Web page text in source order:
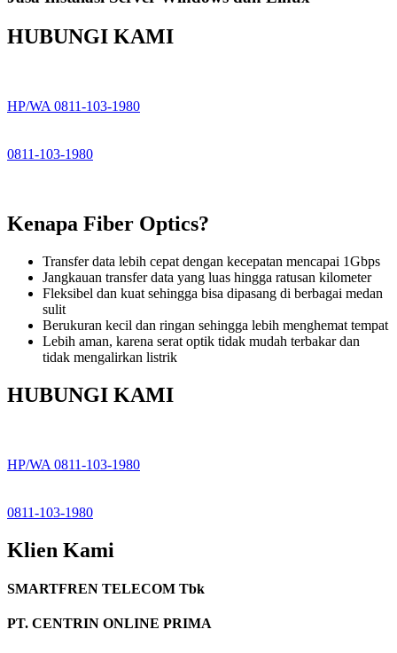
HUBUNGI KAMI
HP/WA 0811-103-1980
0811-103-1980
Kenapa Fiber Optics?
Transfer data lebih cepat dengan kecepatan mencapai 1Gbps
Jangkauan transfer data yang luas hingga ratusan kilometer
Fleksibel dan kuat sehingga bisa dipasang di berbagai medan
sulit
Berukuran kecil dan ringan sehingga lebih menghemat tempat
Lebih aman, karena serat optik tidak mudah terbakar dan
tidak mengalirkan listrik
HUBUNGI KAMI
HP/WA 0811-103-1980
0811-103-1980
Klien Kami
SMARTFREN TELECOM Tbk
PT. CENTRIN ONLINE PRIMA